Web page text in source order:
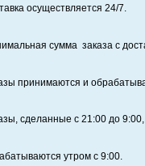
осуществляется 24/7.
сумма заказа с
принимаются и
сделанные с 21:00 до 9:00,
утром с 9:00.